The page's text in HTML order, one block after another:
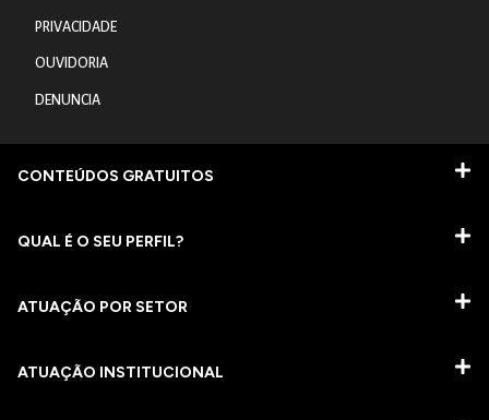
PRIVACIDADE
OUVIDORIA
DENUNCIA
CONTEÚDOS GRATUITOS
QUAL É O SEU PERFIL?
ATUAÇÃO POR SETOR
ATUAÇÃO INSTITUCIONAL